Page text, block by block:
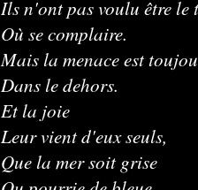
Ils n'ont pas voulu être le
Où se complaire.
Mais la menace est
Dans le dehors.
Et la joie
Leur vient d'eux seuls,
Que la mer soit grise